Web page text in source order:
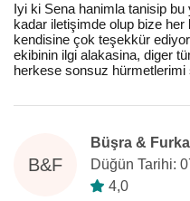
Iyi ki Sena hanimla tanisip
kadar iletişimde olup bize
kendisine çok teşekkür
ekibinin ilgi alakasina, diger
herkese sonsuz hürmetlerimi
B&F
Büşra &
Düğün Tarihi:
4,0